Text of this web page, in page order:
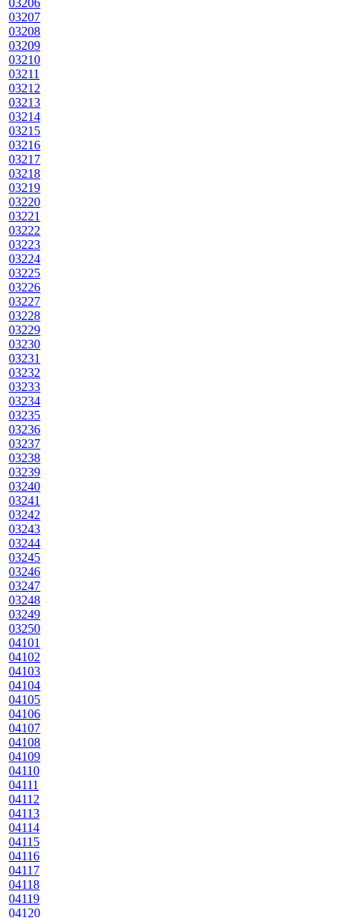
03206
03207
03208
03209
03210
03211
03212
03213
03214
03215
03216
03217
03218
03219
03220
03221
03222
03223
03224
03225
03226
03227
03228
03229
03230
03231
03232
03233
03234
03235
03236
03237
03238
03239
03240
03241
03242
03243
03244
03245
03246
03247
03248
03249
03250
04101
04102
04103
04104
04105
04106
04107
04108
04109
04110
04111
04112
04113
04114
04115
04116
04117
04118
04119
04120